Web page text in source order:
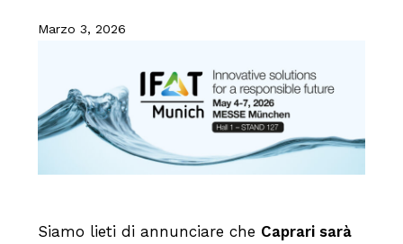
Marzo 3, 2026
Siamo lieti di annunciare che Caprari sarà